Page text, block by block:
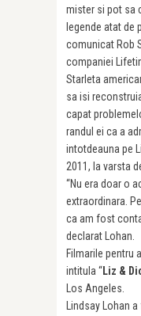
mister si pot sa
legende atat de
comunicat Rob
companiei
Starleta
sa isi
capat
randul ei ca a
intotdeauna pe
2011, la varsta
“Nu era doar o
extraordinara.
ca am fost
declarat Lohan.
Filmarile pentru
intitula “Liz &
Los Angeles.
Lindsay Lohan